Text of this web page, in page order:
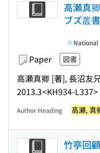
高瀬真
ブズ叢
Paper 図書
高瀬真卿 [著], 長沼友
2013.3<KH934-L337>
Author Heading 高瀬, 真
竹亭回